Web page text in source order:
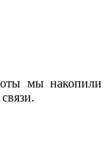
мы накопили